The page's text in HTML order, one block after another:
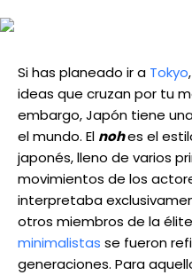
Si has planeado ir a Tokyo
ideas que cruzan por tu
embargo, Japón tiene
el mundo. El nohes el
japonés, lleno de varios
movimientos de los
interpretaba
otros miembros de la
minimalistas se fueron
generaciones. Para